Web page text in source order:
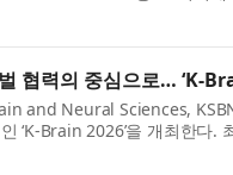
협력의 중심으로… ‘K-
and Neural Sciences,
‘K-Brain 2026’을 개최한다